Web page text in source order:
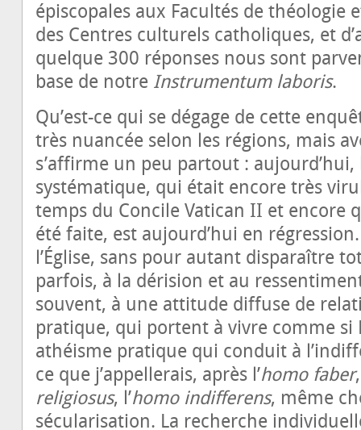
épiscopales aux Facultés de théologie
des Centres culturels catholiques, et
quelque 300 réponses nous sont
base de notre Instrumentum laboris.
Qu’est-ce qui se dégage de cette
très nuancée selon les régions, mais
s’affirme un peu partout :
systématique, qui était encore très
temps du Concile Vatican II et encore
été faite, est aujourd’hui en
l’Église, sans pour autant disparaître
parfois, à la dérision et au
souvent, à une attitude diffuse de
pratique, qui portent à vivre comme si
athéisme pratique qui conduit à
ce que j’appellerais, après l’homo faber
religiosus, l’homo indifferens, même
sécularisation. La recherche